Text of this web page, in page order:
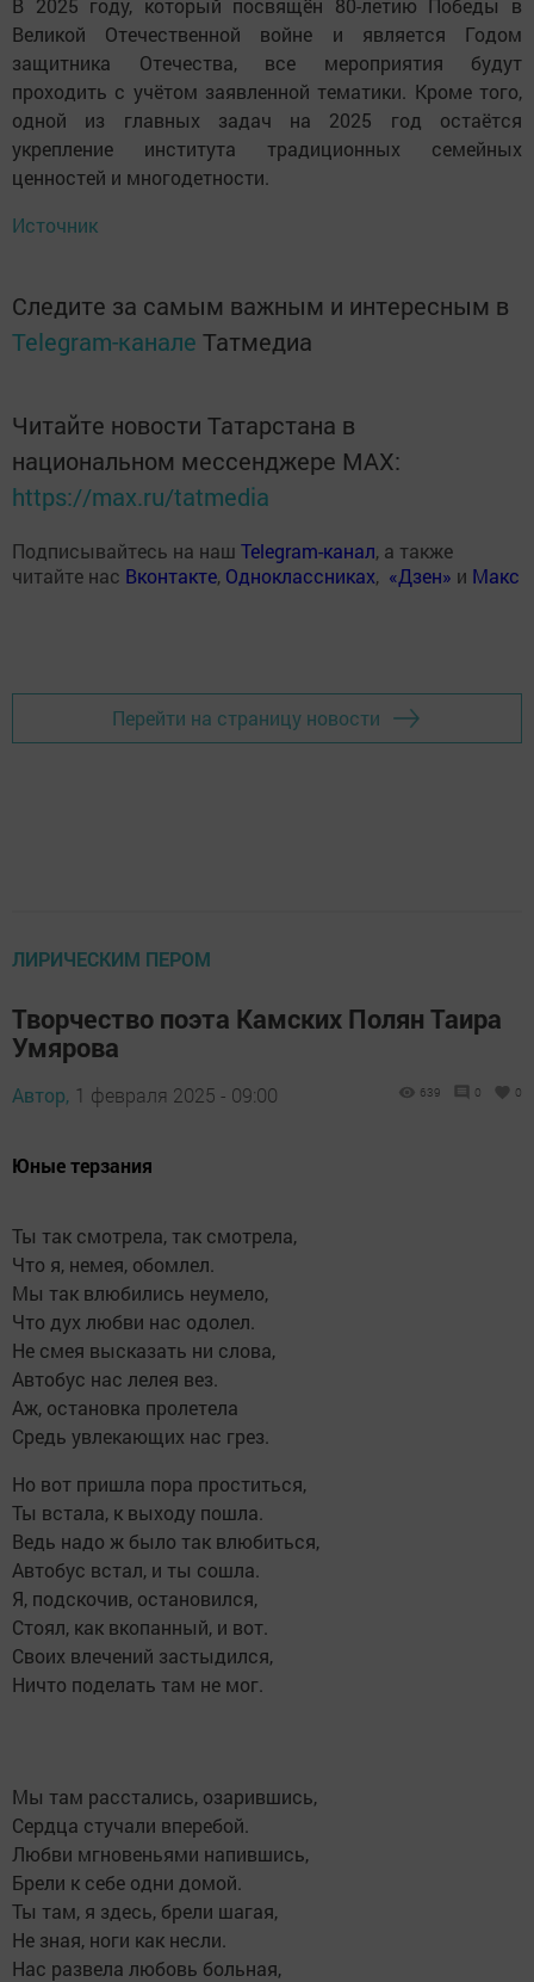
В 2025 году, который посвящён 80-летию Победы в
Великой Отечественной войне и является Годом
защитника Отечества, все мероприятия будут
проходить с учётом заявленной тематики. Кроме того,
одной из главных задач на 2025 год остаётся
укрепление института традиционных семейных
ценностей и многодетности.
Источник
Следите за самым важным и интересным в
Telegram-канале Татмедиа
Читайте новости Татарстана в
национальном мессенджере MАХ:
https://max.ru/tatmedia
Подписывайтесь на наш Telegram-канал, а также
читайте нас Вконтакте, Одноклассниках, «Дзен» и Макс
Перейти на страницу новости
ЛИРИЧЕСКИМ ПЕРОМ
Творчество поэта Камских Полян Таира
Умярова
Автор, 1 февраля 2025 - 09:00 639 0 0
Юные терзания
Ты так смотрела, так смотрела,
Что я, немея, обомлел.
Мы так влюбились неумело,
Что дух любви нас одолел.
Не смея высказать ни слова,
Автобус нас лелея вез.
Аж, остановка пролетела
Средь увлекающих нас грез.
Но вот пришла пора проститься,
Ты встала, к выходу пошла.
Ведь надо ж было так влюбиться,
Автобус встал, и ты сошла.
Я, подскочив, остановился,
Стоял, как вкопанный, и вот.
Своих влечений застыдился,
Ничто поделать там не мог.
Мы там расстались, озарившись,
Сердца стучали вперебой.
Любви мгновеньями напившись,
Брели к себе одни домой.
Ты там, я здесь, брели шагая,
Не зная, ноги как несли.
Нас развела любовь больная,